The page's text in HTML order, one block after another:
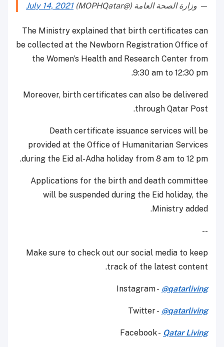
— وزارة الصحة العامة (@MOPHQatar) July 14, 2021
The Ministry explained that birth certificates can
be collected at the Newborn Registration Office of
the Women’s Health and Research Center from
9:30 am to 12:30 pm.
Moreover, birth certificates can also be delivered
through Qatar Post.
Death certificate issuance services will be
provided at the Office of Humanitarian Services
during the Eid al-Adha holiday from 8 am to 12 pm.
Applications for the birth and death committee
will be suspended during the Eid holiday, the
Ministry added.
--
Make sure to check out our social media to keep
track of the latest content.
Instagram - @qatarliving
Twitter - @qatarliving
Facebook - Qatar Living